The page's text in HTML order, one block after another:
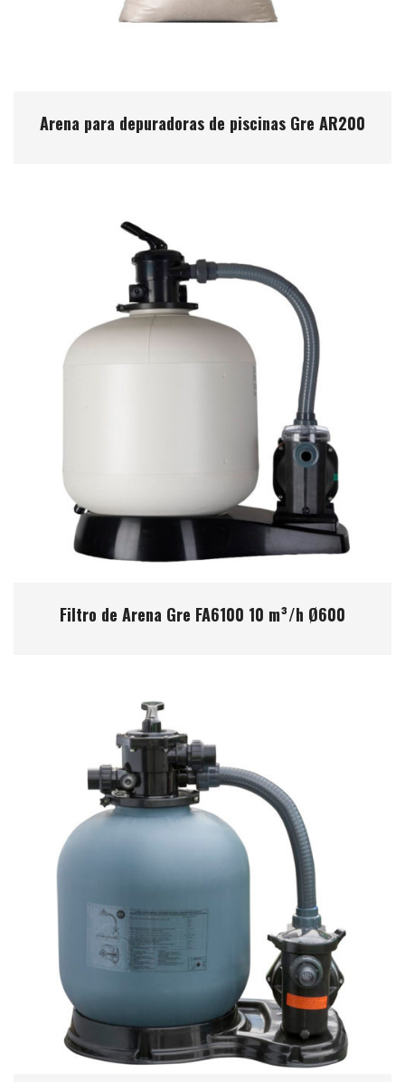
Arena para depuradoras de piscinas Gre AR200
Filtro de Arena Gre FA6100 10 m³/h Ø600